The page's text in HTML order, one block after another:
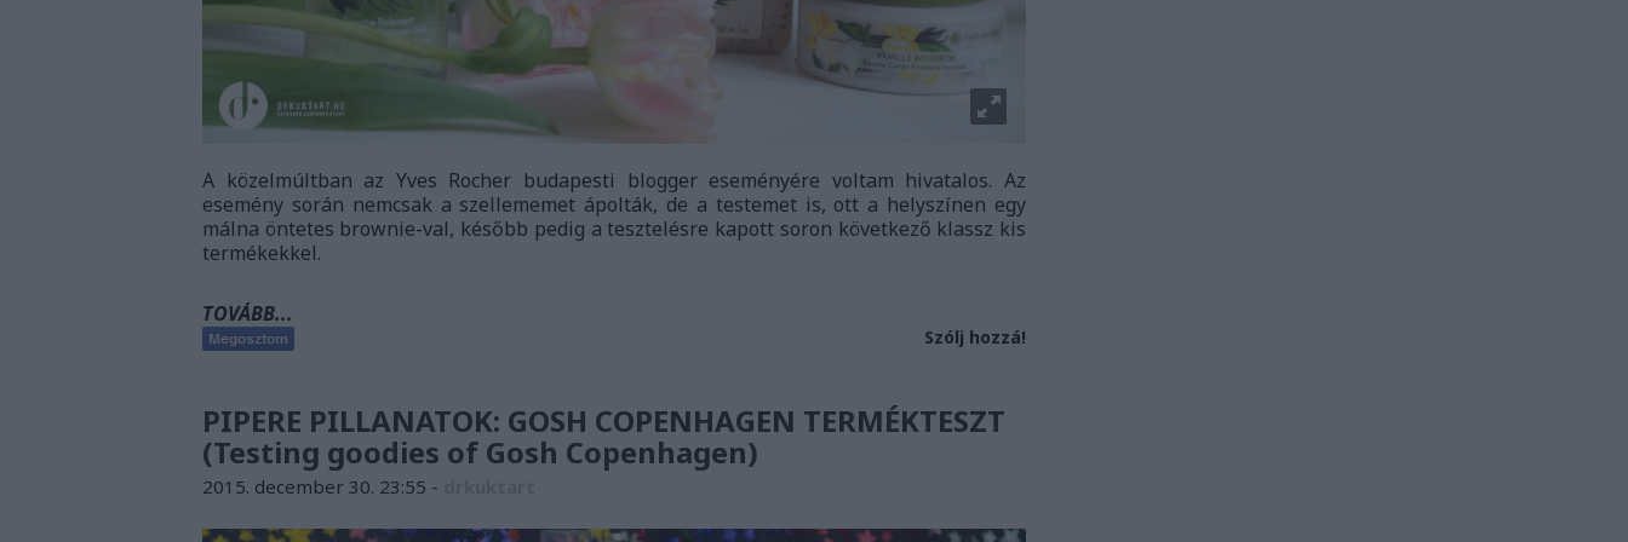
A közelmúltban az Yves Rocher budapesti blogger eseményére voltam hivatalos. Az
esemény során nemcsak a szellememet ápolták, de a testemet is, ott a helyszínen egy
málna öntetes brownie-val, később pedig a tesztelésre kapott soron következő klassz kis
termékekkel.
TOVÁBB...
Szólj hozzá!
PIPERE PILLANATOK: GOSH COPENHAGEN TERMÉKTESZT
(Testing goodies of Gosh Copenhagen)
2015. december 30. 23:55 -